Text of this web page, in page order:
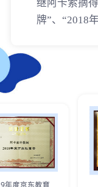
继阿卡索摘
牌”、“2018